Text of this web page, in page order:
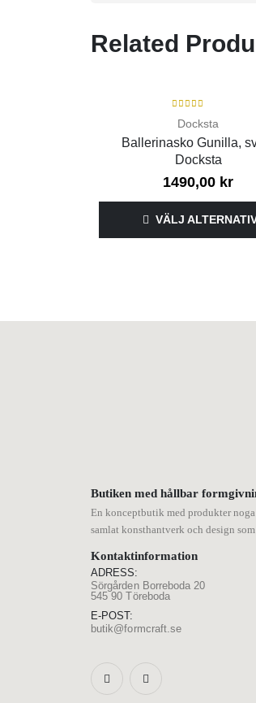
Related
Docksta
Ballerinasko Gunilla,
Docksta
1490,00 kr
VÄLJ
Butiken med hållbar
En konceptbutik med produkter
samlat konsthantverk och design
Kontaktinformation
ADRESS:
Sörgården Borreboda 20
545 90 Töreboda
E-POST:
butik@formcraft.se